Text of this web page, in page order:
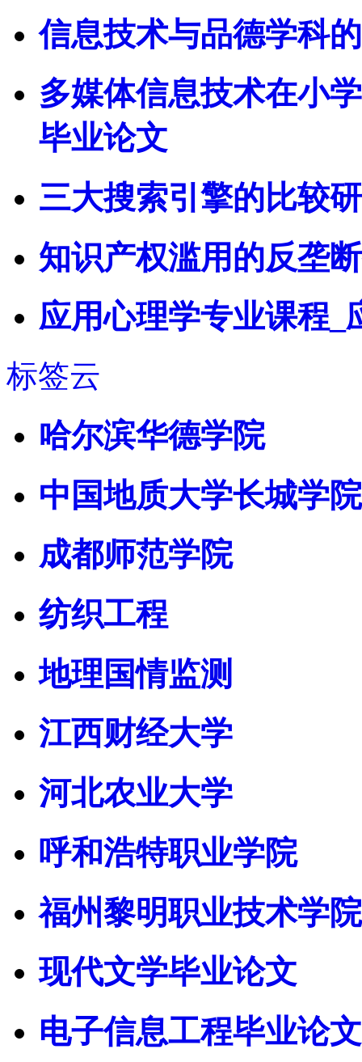
信息技术与品德学科
多媒体信息技术在小
毕业论文
三大搜索引擎的比较
知识产权滥用的反垄
应用心理学专业课程_
标签云
哈尔滨华德学院
中国地质大学长城学院
成都师范学院
纺织工程
地理国情监测
江西财经大学
河北农业大学
呼和浩特职业学院
福州黎明职业技术学院
现代文学毕业论文
电子信息工程毕业论文